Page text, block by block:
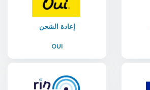
إعادة الشحن
OUI